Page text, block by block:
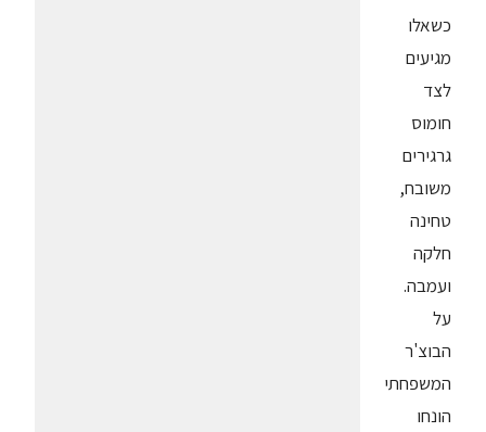
כשאלו
מגיעים
לצד
חומוס
גרגירים
משובח,
טחינה
חלקה
ועמבה.
על
הבוצ'ר
המשפחתי
הונחו